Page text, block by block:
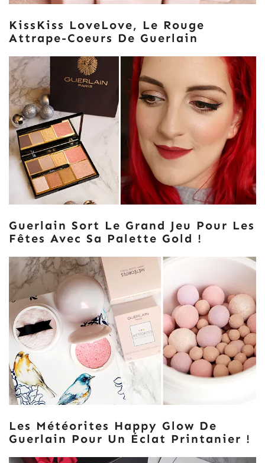
KissKiss LoveLove, Le Rouge
Attrape-Coeurs De Guerlain
Guerlain Sort Le Grand Jeu Pour Les
Fêtes Avec Sa Palette Gold !
Les Météorites Happy Glow De
Guerlain Pour Un Éclat Printanier !